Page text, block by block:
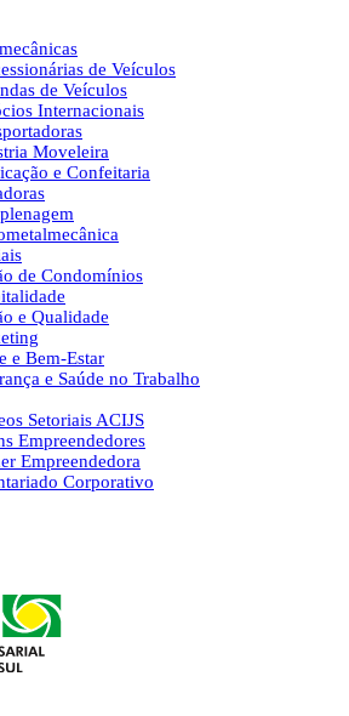
de Veículos
de Veículos
Internacionais
Moveleira
e Confeitaria
de Condomínios
e Qualidade
e Bem-Estar
e Saúde no Trabalho
Setoriais ACIJS
Empreendedores
Empreendedora
Corporativo